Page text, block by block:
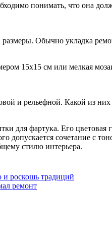
понимать, что она
Обычно укладка
15х15 см или мелкая
и рельефной. Какой из
для фартука. Его
допускается сочетание
стилю интерьера.
и роскошь традиций
ремонт